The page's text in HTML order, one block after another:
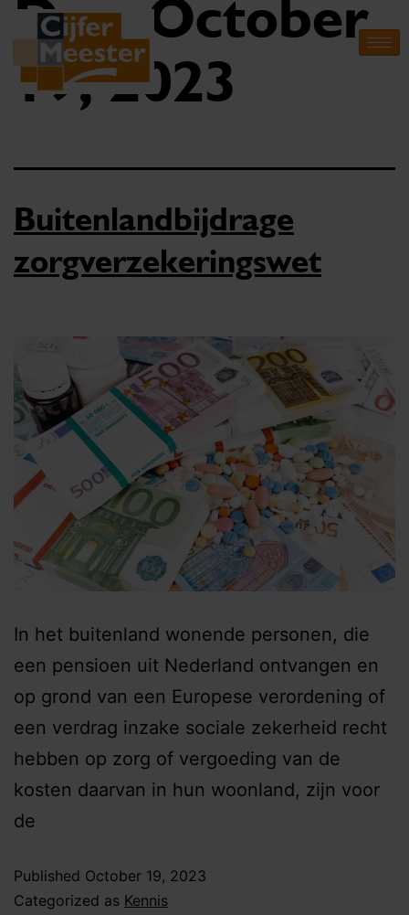
Day: October
19, 2023
Buitenlandbijdrage
zorgverzekeringswet
In het buitenland wonende personen, die
een pensioen uit Nederland ontvangen en
op grond van een Europese verordening of
een verdrag inzake sociale zekerheid recht
hebben op zorg of vergoeding van de
kosten daarvan in hun woonland, zijn voor
de
Published October 19, 2023
Categorized as Kennis